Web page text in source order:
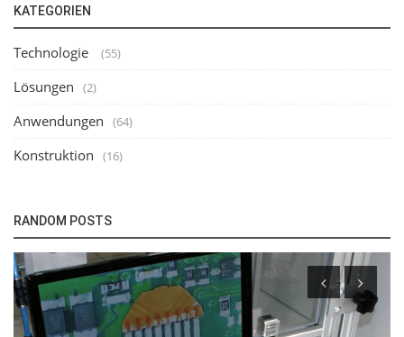
KATEGORIEN
Technologie (55)
Lösungen (2)
Anwendungen (64)
Konstruktion (16)
RANDOM POSTS